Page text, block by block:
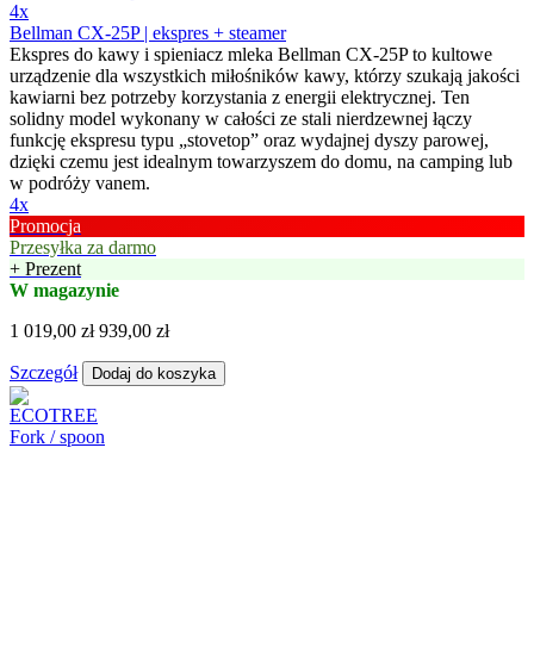
4x
Bellman CX-25P | ekspres + steamer
Ekspres do kawy i spieniacz mleka Bellman CX-25P to kultowe
urządzenie dla wszystkich miłośników kawy, którzy szukają jakości
kawiarni bez potrzeby korzystania z energii elektrycznej. Ten
solidny model wykonany w całości ze stali nierdzewnej łączy
funkcję ekspresu typu „stovetop” oraz wydajnej dyszy parowej,
dzięki czemu jest idealnym towarzyszem do domu, na camping lub
w podróży vanem.
4x
Promocja
Przesyłka za darmo
+ Prezent
W magazynie
1 019,00 zł 939,00 zł
Szczegół Dodaj do koszyka